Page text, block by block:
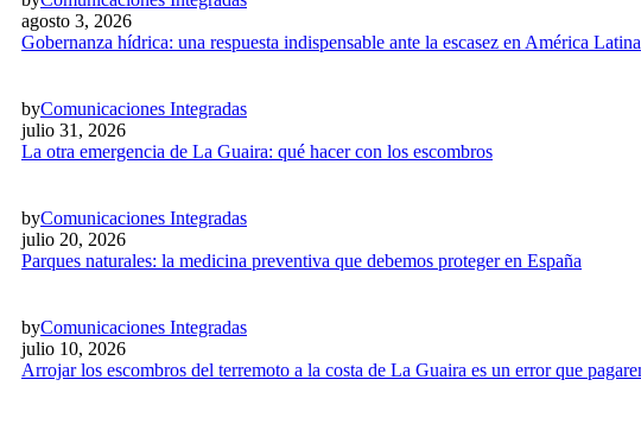
agosto 3, 2026
Gobernanza hídrica: una respuesta indispensable ante la escasez en América Latina
byComunicaciones Integradas
julio 31, 2026
La otra emergencia de La Guaira: qué hacer con los escombros
byComunicaciones Integradas
julio 20, 2026
Parques naturales: la medicina preventiva que debemos proteger en España
byComunicaciones Integradas
julio 10, 2026
Arrojar los escombros del terremoto a la costa de La Guaira es un error que